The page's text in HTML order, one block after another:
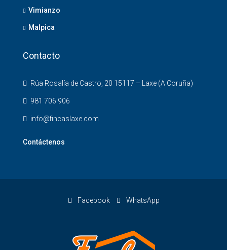
Vimianzo
Malpica
Contacto
Rúa Rosalía de Castro, 20 15117 – Laxe (A Coruña)
981 706 906
info@fincaslaxe.com
Contáctenos
Facebook WhatsApp